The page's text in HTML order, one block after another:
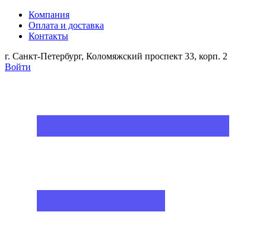
Компания
Оплата и доставка
Контакты
г. Санкт-Петербург, Коломяжский проспект 33, корп. 2
Войти